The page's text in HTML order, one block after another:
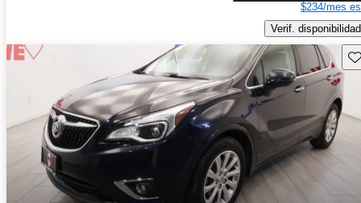
$234/mes
Verif. disponibilidad